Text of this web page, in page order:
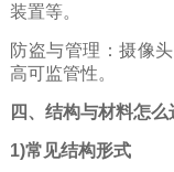
装置等。
防盗与管理：摄像
高可监管性。
四、结构与材料怎
1)常见结构形式